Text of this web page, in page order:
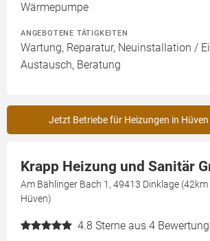
Wärmepumpe
ANGEBOTENE TÄTIGKEITEN
Wartung, Reparatur, Neuinstallation /
Austausch, Beratung
Jetzt Betriebe für Heizungen in
Krapp Heizung und Sanitär
Am Bählinger Bach 1, 49413 Dinklage
Hüven)
4.8 Sterne aus 4